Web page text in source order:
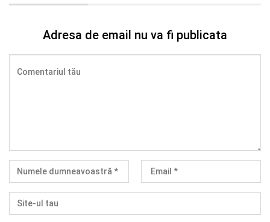
Adresa de email nu va fi publicata